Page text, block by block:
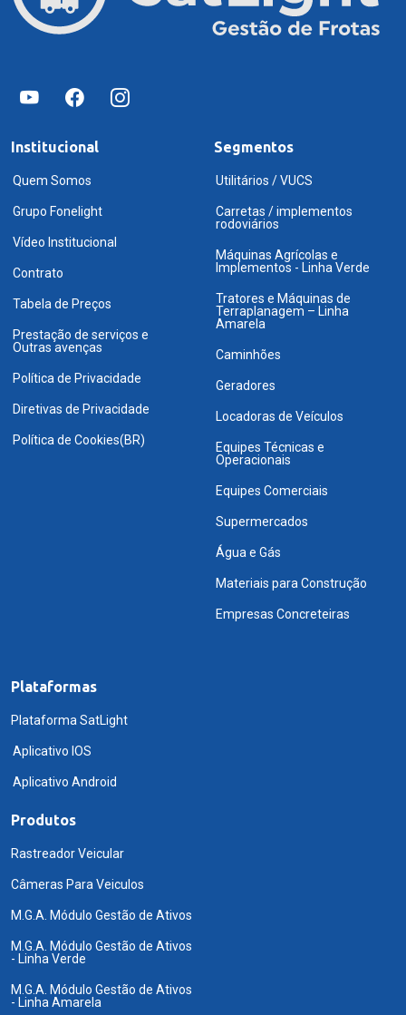
Institucional
Quem Somos
Grupo Fonelight
Vídeo Institucional
Contrato
Tabela de Preços
Prestação de serviços e
Outras avenças
Política de Privacidade
Diretivas de Privacidade
Política de Cookies(BR)
Segmentos
Utilitários / VUCS
Carretas / implementos
rodoviários
Máquinas Agrícolas e
Implementos - Linha Verde
Tratores e Máquinas de
Terraplanagem – Linha
Amarela
Caminhões
Geradores
Locadoras de Veículos
Equipes Técnicas e
Operacionais
Equipes Comerciais
Supermercados
Água e Gás
Materiais para Construção
Empresas Concreteiras
Plataformas
Plataforma SatLight
Aplicativo IOS
Aplicativo Android
Produtos
Rastreador Veicular
Câmeras Para Veiculos
M.G.A. Módulo Gestão de Ativos
M.G.A. Módulo Gestão de Ativos
- Linha Verde
M.G.A. Módulo Gestão de Ativos
- Linha Amarela